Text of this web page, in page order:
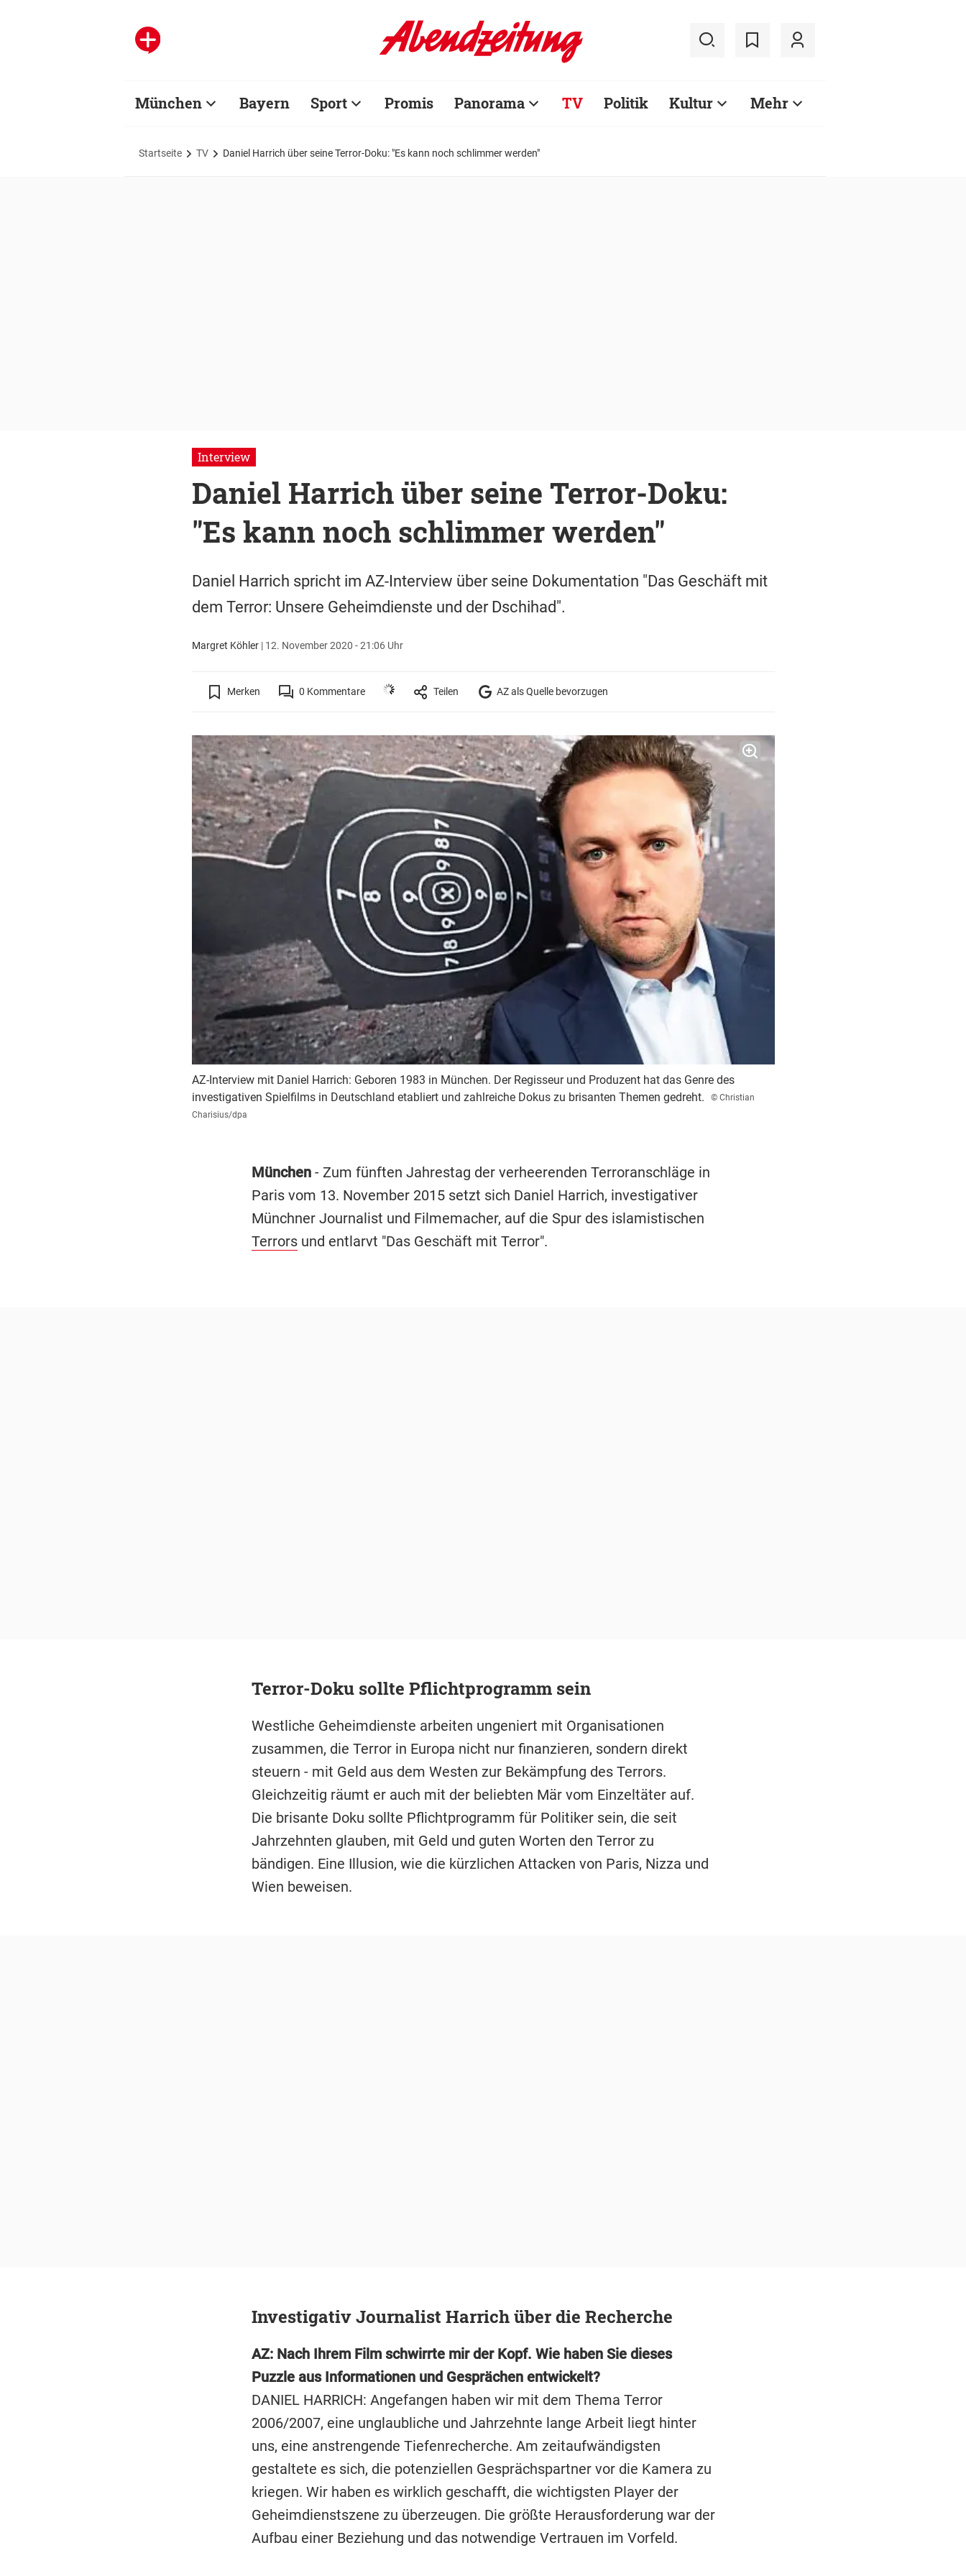
München Bayern Sport Promis Panorama TV Politik Kultur Mehr
Startseite TV Daniel Harrich über seine Terror-Doku: "Es kann noch schlimmer werden"
Interview
Daniel Harrich über seine Terror-Doku:
"Es kann noch schlimmer werden"
Daniel Harrich spricht im AZ-Interview über seine Dokumentation "Das Geschäft mit
dem Terror: Unsere Geheimdienste und der Dschihad".
Margret Köhler| 12. November 2020 - 21:06 Uhr
Merken 0 Kommentare Teilen AZ als Quelle bevorzugen
AZ-Interview mit Daniel Harrich: Geboren 1983 in München. Der Regisseur und Produzent hat das Genre des
investigativen Spielfilms in Deutschland etabliert und zahlreiche Dokus zu brisanten Themen gedreht.
© Christian
Charisius/dpa
München- Zum fünften Jahrestag der verheerenden Terroranschläge in
Paris vom 13. November 2015 setzt sich Daniel Harrich, investigativer
Münchner Journalist und Filmemacher, auf die Spur des islamistischen
Terrorsund entlarvt "Das Geschäft mit Terror".
Terror-Doku sollte Pflichtprogramm sein
Westliche Geheimdienste arbeiten ungeniert mit Organisationen
zusammen, die Terror in Europa nicht nur finanzieren, sondern direkt
steuern - mit Geld aus dem Westen zur Bekämpfung des Terrors.
Gleichzeitig räumt er auch mit der beliebten Mär vom Einzeltäter auf.
Die brisante Doku sollte Pflichtprogramm für Politiker sein, die seit
Jahrzehnten glauben, mit Geld und guten Worten den Terror zu
bändigen. Eine Illusion, wie die kürzlichen Attacken von Paris, Nizza und
Wien beweisen.
Investigativ Journalist Harrich über die Recherche
AZ: Nach Ihrem Film schwirrte mir der Kopf. Wie haben Sie dieses
Puzzle aus Informationen und Gesprächen entwickelt?
DANIEL HARRICH: Angefangen haben wir mit dem Thema Terror
2006/2007, eine unglaubliche und Jahrzehnte lange Arbeit liegt hinter
uns, eine anstrengende Tiefenrecherche. Am zeitaufwändigsten
gestaltete es sich, die potenziellen Gesprächspartner vor die Kamera zu
kriegen. Wir haben es wirklich geschafft, die wichtigsten Player der
Geheimdienstszene zu überzeugen. Die größte Herausforderung war der
Aufbau einer Beziehung und das notwendige Vertrauen im Vorfeld.